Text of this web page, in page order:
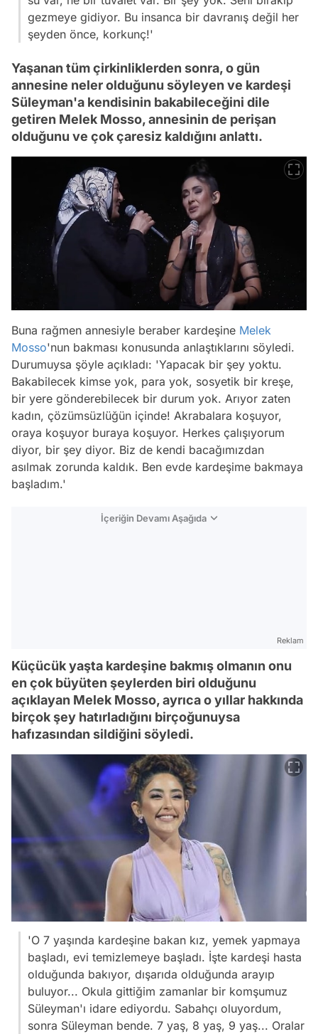
gezmeye gidiyor. Bu insanca bir davranış değil her
şeyden önce, korkunç!'
Yaşanan tüm çirkinliklerden sonra, o gün
annesine neler olduğunu söyleyen ve kardeşi
Süleyman'a kendisinin bakabileceğini dile
getiren Melek Mosso, annesinin de perişan
olduğunu ve çok çaresiz kaldığını anlattı.
Buna rağmen annesiyle beraber kardeşine Melek
Mosso'nun bakması konusunda anlaştıklarını söyledi.
Durumuysa şöyle açıkladı: 'Yapacak bir şey yoktu.
Bakabilecek kimse yok, para yok, sosyetik bir kreşe,
bir yere gönderebilecek bir durum yok. Arıyor zaten
kadın, çözümsüzlüğün içinde! Akrabalara koşuyor,
oraya koşuyor buraya koşuyor. Herkes çalışıyorum
diyor, bir şey diyor. Biz de kendi bacağımızdan
asılmak zorunda kaldık. Ben evde kardeşime bakmaya
başladım.'
İçeriğin Devamı Aşağıda
Reklam
Küçücük yaşta kardeşine bakmış olmanın onu
en çok büyüten şeylerden biri olduğunu
açıklayan Melek Mosso, ayrıca o yıllar hakkında
birçok şey hatırladığını birçoğunuysa
hafızasından sildiğini söyledi.
'O 7 yaşında kardeşine bakan kız, yemek yapmaya
başladı, evi temizlemeye başladı. İşte kardeşi hasta
olduğunda bakıyor, dışarıda olduğunda arayıp
buluyor... Okula gittiğim zamanlar bir komşumuz
Süleyman'ı idare ediyordu. Sabahçı oluyordum,
sonra Süleyman bende. 7 yaş, 8 yaş, 9 yaş... Oralar